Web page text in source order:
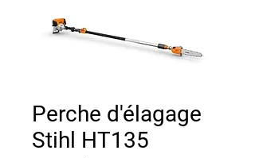
Perche d'élagage
Stihl HT135